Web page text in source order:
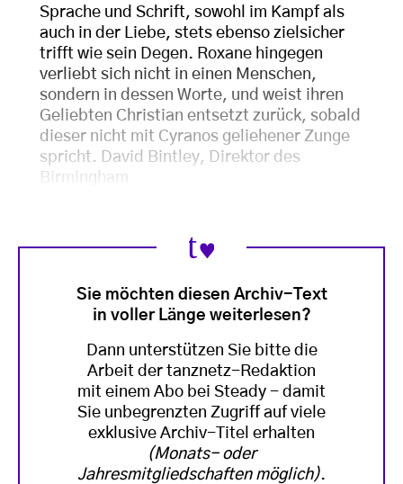
Sprache und Schrift, sowohl im Kampf als
auch in der Liebe, stets ebenso zielsicher
trifft wie sein Degen. Roxane hingegen
verliebt sich nicht in einen Menschen,
sondern in dessen Worte, und weist ihren
Geliebten Christian entsetzt zurück, sobald
dieser nicht mit Cyranos geliehener Zunge
spricht. David Bintley, Direktor des
Birmingham
Sie möchten diesen Archiv-Text
in voller Länge weiterlesen?
Dann unterstützen Sie bitte die
Arbeit der tanznetz-Redaktion
mit einem Abo bei Steady - damit
Sie unbegrenzten Zugriff auf viele
exklusive Archiv-Titel erhalten
(Monats- oder
Jahresmitgliedschaften möglich).